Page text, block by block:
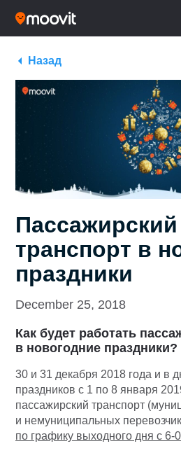
Назад
Пассажирский
транспорт в
праздники
December 25, 2018
Как будет работать
в новогодние праздники?
30 и 31 декабря 2018 года и в
праздников с 1 по 8 января
пассажирский транспорт
и немуниципальных
по графику выходного дня с 6-